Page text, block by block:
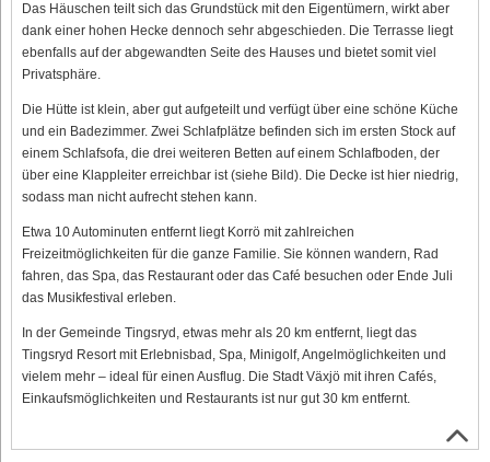
Das Häuschen teilt sich das Grundstück mit den Eigentümern, wirkt aber
dank einer hohen Hecke dennoch sehr abgeschieden. Die Terrasse liegt
ebenfalls auf der abgewandten Seite des Hauses und bietet somit viel
Privatsphäre.
Die Hütte ist klein, aber gut aufgeteilt und verfügt über eine schöne Küche
und ein Badezimmer. Zwei Schlafplätze befinden sich im ersten Stock auf
einem Schlafsofa, die drei weiteren Betten auf einem Schlafboden, der
über eine Klappleiter erreichbar ist (siehe Bild). Die Decke ist hier niedrig,
sodass man nicht aufrecht stehen kann.
Etwa 10 Autominuten entfernt liegt Korrö mit zahlreichen
Freizeitmöglichkeiten für die ganze Familie. Sie können wandern, Rad
fahren, das Spa, das Restaurant oder das Café besuchen oder Ende Juli
das Musikfestival erleben.
In der Gemeinde Tingsryd, etwas mehr als 20 km entfernt, liegt das
Tingsryd Resort mit Erlebnisbad, Spa, Minigolf, Angelmöglichkeiten und
vielem mehr – ideal für einen Ausflug. Die Stadt Växjö mit ihren Cafés,
Einkaufsmöglichkeiten und Restaurants ist nur gut 30 km entfernt.